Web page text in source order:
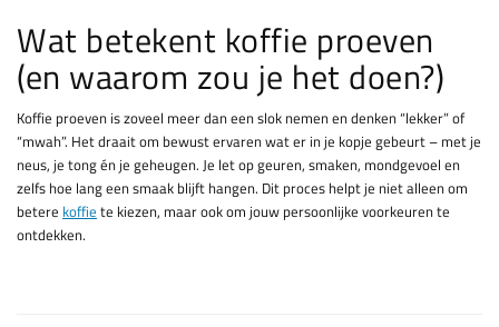
Wat betekent koffie proeven
(en waarom zou je het doen?)
Koffie proeven is zoveel meer dan een slok nemen en denken “lekker” of
“mwah”. Het draait om bewust ervaren wat er in je kopje gebeurt – met je
neus, je tong én je geheugen. Je let op geuren, smaken, mondgevoel en
zelfs hoe lang een smaak blijft hangen. Dit proces helpt je niet alleen om
betere koffie te kiezen, maar ook om jouw persoonlijke voorkeuren te
ontdekken.